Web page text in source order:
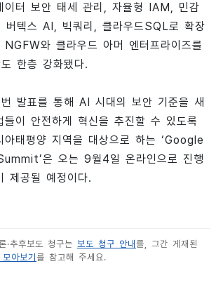
이터 보안 태세 관리, 자율형 IAM, 민감
버텍스 AI, 빅쿼리, 클라우드SQL로 확장
NGFW와 클라우드 아머 엔터프라이즈를
한층 강화됐다.
발표를 통해 AI 시대의 보안 기준을 새
들이 안전하게 혁신을 추진할 수 있도록
아태평양 지역을 대상으로 하는 ‘Google
은 오는 9월4일 온라인으로 진행
제공될 예정이다.
·추후보도 청구는 보도 청구 안내 를, 그간 게재된
아보기 를 참고해 주세요.